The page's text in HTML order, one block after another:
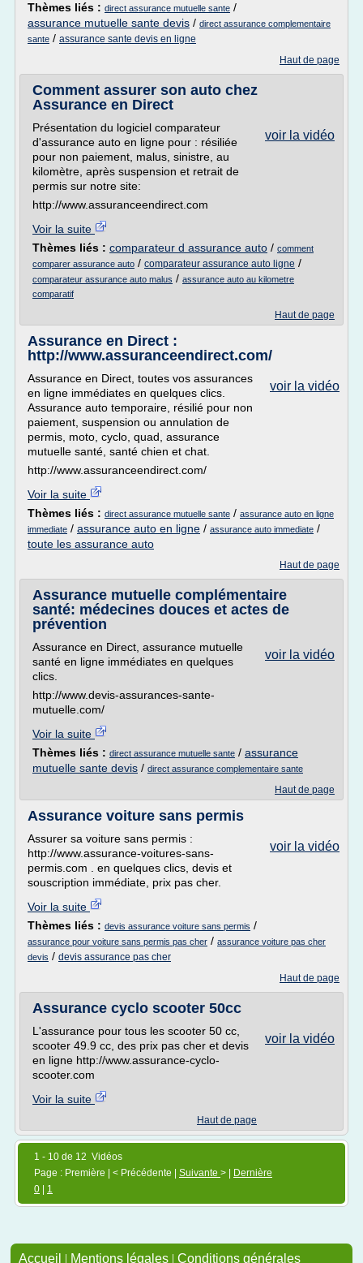
Thèmes liés : direct assurance mutuelle sante /
assurance mutuelle sante devis / direct assurance complementaire
sante / assurance sante devis en ligne
Haut de page
Comment assurer son auto chez
Assurance en Direct
voir la vidéo
Présentation du logiciel comparateur
d'assurance auto en ligne pour : résiliée
pour non paiement, malus, sinistre, au
kilomètre, après suspension et retrait de
permis sur notre site:
http://www.assuranceendirect.com
Voir la suite
Thèmes liés : comparateur d assurance auto / comment
comparer assurance auto / comparateur assurance auto ligne /
comparateur assurance auto malus / assurance auto au kilometre
comparatif
Haut de page
Assurance en Direct :
http://www.assuranceendirect.com/
voir la vidéo
Assurance en Direct, toutes vos assurances
en ligne immédiates en quelques clics.
Assurance auto temporaire, résilié pour non
paiement, suspension ou annulation de
permis, moto, cyclo, quad, assurance
mutuelle santé, santé chien et chat.
http://www.assuranceendirect.com/
Voir la suite
Thèmes liés : direct assurance mutuelle sante / assurance auto en ligne
immediate / assurance auto en ligne / assurance auto immediate /
toute les assurance auto
Haut de page
Assurance mutuelle complémentaire
santé: médecines douces et actes de
prévention
voir la vidéo
Assurance en Direct, assurance mutuelle
santé en ligne immédiates en quelques
clics.
http://www.devis-assurances-sante-
mutuelle.com/
Voir la suite
Thèmes liés : direct assurance mutuelle sante / assurance
mutuelle sante devis / direct assurance complementaire sante
Haut de page
Assurance voiture sans permis
voir la vidéo
Assurer sa voiture sans permis :
http://www.assurance-voitures-sans-
permis.com . en quelques clics, devis et
souscription immédiate, prix pas cher.
Voir la suite
Thèmes liés : devis assurance voiture sans permis /
assurance pour voiture sans permis pas cher / assurance voiture pas cher
devis / devis assurance pas cher
Haut de page
Assurance cyclo scooter 50cc
voir la vidéo
L'assurance pour tous les scooter 50 cc,
scooter 49.9 cc, des prix pas cher et devis
en ligne http://www.assurance-cyclo-
scooter.com
Voir la suite
Haut de page
1 - 10 de 12 Vidéos
Page : Première | < Précédente | Suivante > |
Dernière
0
1
Accueil | Mentions légales | Conditions générales